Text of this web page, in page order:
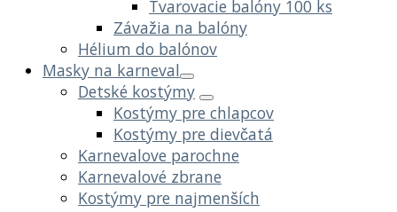
Tvarovacie balóny 100 ks
Závažia na balóny
Hélium do balónov
Masky na karneval
Detské kostýmy
Kostýmy pre chlapcov
Kostýmy pre dievčatá
Karnevalove parochne
Karnevalové zbrane
Kostýmy pre najmenších